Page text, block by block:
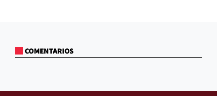
COMENTARIOS